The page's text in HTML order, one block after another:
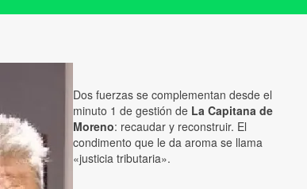
Dos fuerzas se complementan desde el
minuto 1 de gestión de La Capitana de
Moreno: recaudar y reconstruir. El
condimento que le da aroma se llama
«justicia tributaria».